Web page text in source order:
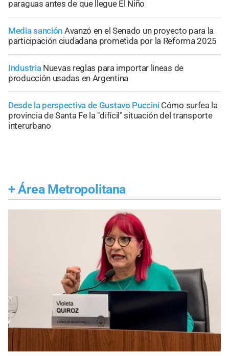
paraguas antes de que llegue El Niño
Media sanción Avanzó en el Senado un proyecto para la
participación ciudadana prometida por la Reforma 2025
Industria Nuevas reglas para importar líneas de
producción usadas en Argentina
Desde la perspectiva de Gustavo Puccini Cómo surfea la
provincia de Santa Fe la "difícil" situación del transporte
interurbano
+ Área Metropolitana